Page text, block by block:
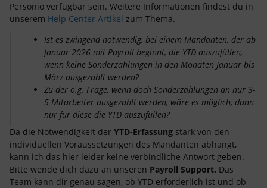
Personio verfügbar sein. Weitere Informationen findest du in
unserem Help Center Artikel zum Thema.
Ist es zwingend notwendig, bei einem Mandanten, der ab
Januar 2026 mit Payroll beginnt, die YTD auszufüllen,
wenn keine Sonderzahlungen in den Monaten Januar bis
März ausgezahlt werden?
Zu der o.g. Frage, wenn doch Sonderzahlungen an nur 3-
5 Mitarbeiter ausgezahlt werden, wäre es möglich, dann
nur für diese die YTD auszufüllen?
Da die Notwendigkeit der YTD-Erfassung stark von den
individuellen Voraussetzungen des Mandanten abhängt,
kann ich das hier leider keine verbindliche Antwort geben.
Bitte wende dich dazu an unseren Payroll Support. Das
Team kann dir genau sagen, ob YTD erforderlich ist und ob